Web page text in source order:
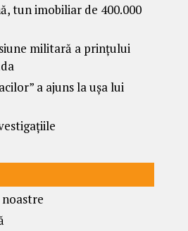
tun imobiliar de 400.000
militară a prințului
a ajuns la ușa lui